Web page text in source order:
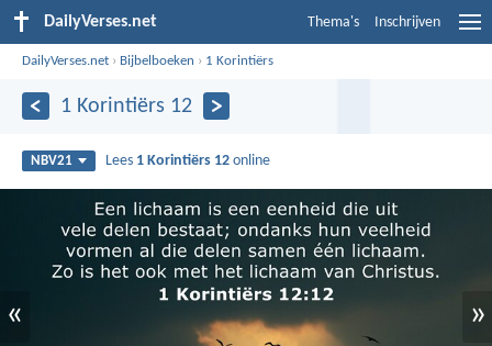
DailyVerses.net Thema's Inschrijven
DailyVerses.net › Bijbelboeken › 1 Korintiërs
1 Korintiërs 12
NBV21 Lees 1 Korintiërs 12 online
« »